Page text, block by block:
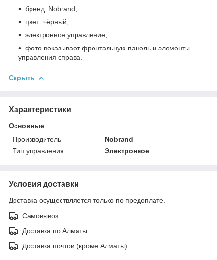
бренд: Nobrand;
цвет: чёрный;
электронное управление;
фото показывает фронтальную панель и элементы
управления справа.
Скрыть
Характеристики
Основные
Производитель
Nobrand
Тип управления
Электронное
Условия доставки
Доставка осуществляется только по предоплате.
Самовывоз
Доставка по Алматы
Доставка почтой (кроме Алматы)